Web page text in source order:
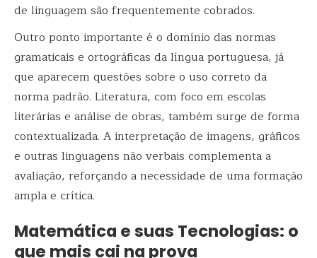
de linguagem são frequentemente cobrados.
Outro ponto importante é o domínio das normas
gramaticais e ortográficas da língua portuguesa, já
que aparecem questões sobre o uso correto da
norma padrão. Literatura, com foco em escolas
literárias e análise de obras, também surge de forma
contextualizada. A interpretação de imagens, gráficos
e outras linguagens não verbais complementa a
avaliação, reforçando a necessidade de uma formação
ampla e crítica.
Matemática e suas Tecnologias: o
que mais cai na prova